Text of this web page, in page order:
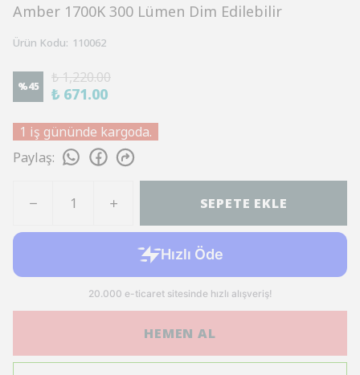
Amber 1700K 300 Lümen Dim Edilebilir
Ürün Kodu: 110062
%45
₺ 1,220.00
₺ 671.00
1 iş gününde kargoda.
Paylaş:
SEPETE EKLE
HEMEN AL